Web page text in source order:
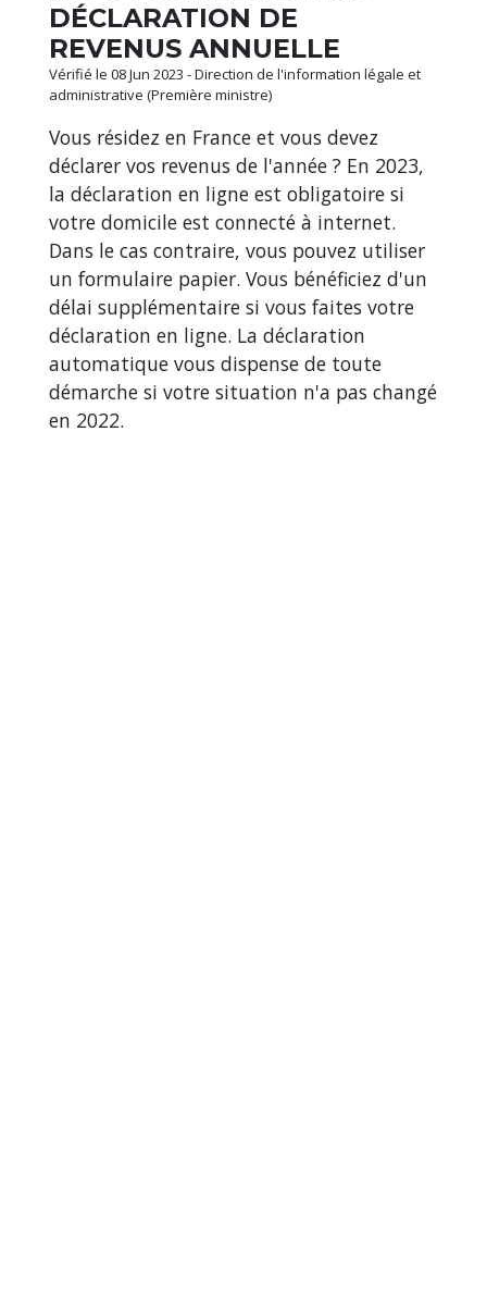
DÉCLARATION DE
REVENUS ANNUELLE
Vérifié le 08 Jun 2023 - Direction de l'information légale et
administrative (Première ministre)
Vous résidez en France et vous devez
déclarer vos revenus de l'année ? En 2023,
la déclaration en ligne est obligatoire si
votre domicile est connecté à internet.
Dans le cas contraire, vous pouvez utiliser
un formulaire papier. Vous bénéficiez d'un
délai supplémentaire si vous faites votre
déclaration en ligne. La déclaration
automatique vous dispense de toute
démarche si votre situation n'a pas changé
en 2022.